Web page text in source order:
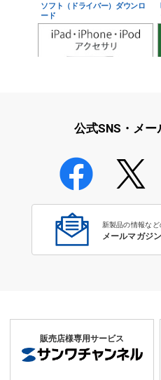
ソフト（ドライバー）ダウンロ
ード
学校教育のICT環境整備特集
公式SNS・メ
新製品の情報な
メールマガジ
販売店様専用サービス